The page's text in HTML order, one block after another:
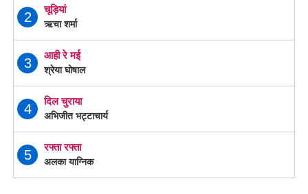
2
चूड़ियां
ऋचा शर्मा
3
आही रे मई
श्रेया घोषाल
4
दिल चुराया
अभिजीत भट्टाचार्य
5
रफ्ता रफ्ता
अलका याग्निक